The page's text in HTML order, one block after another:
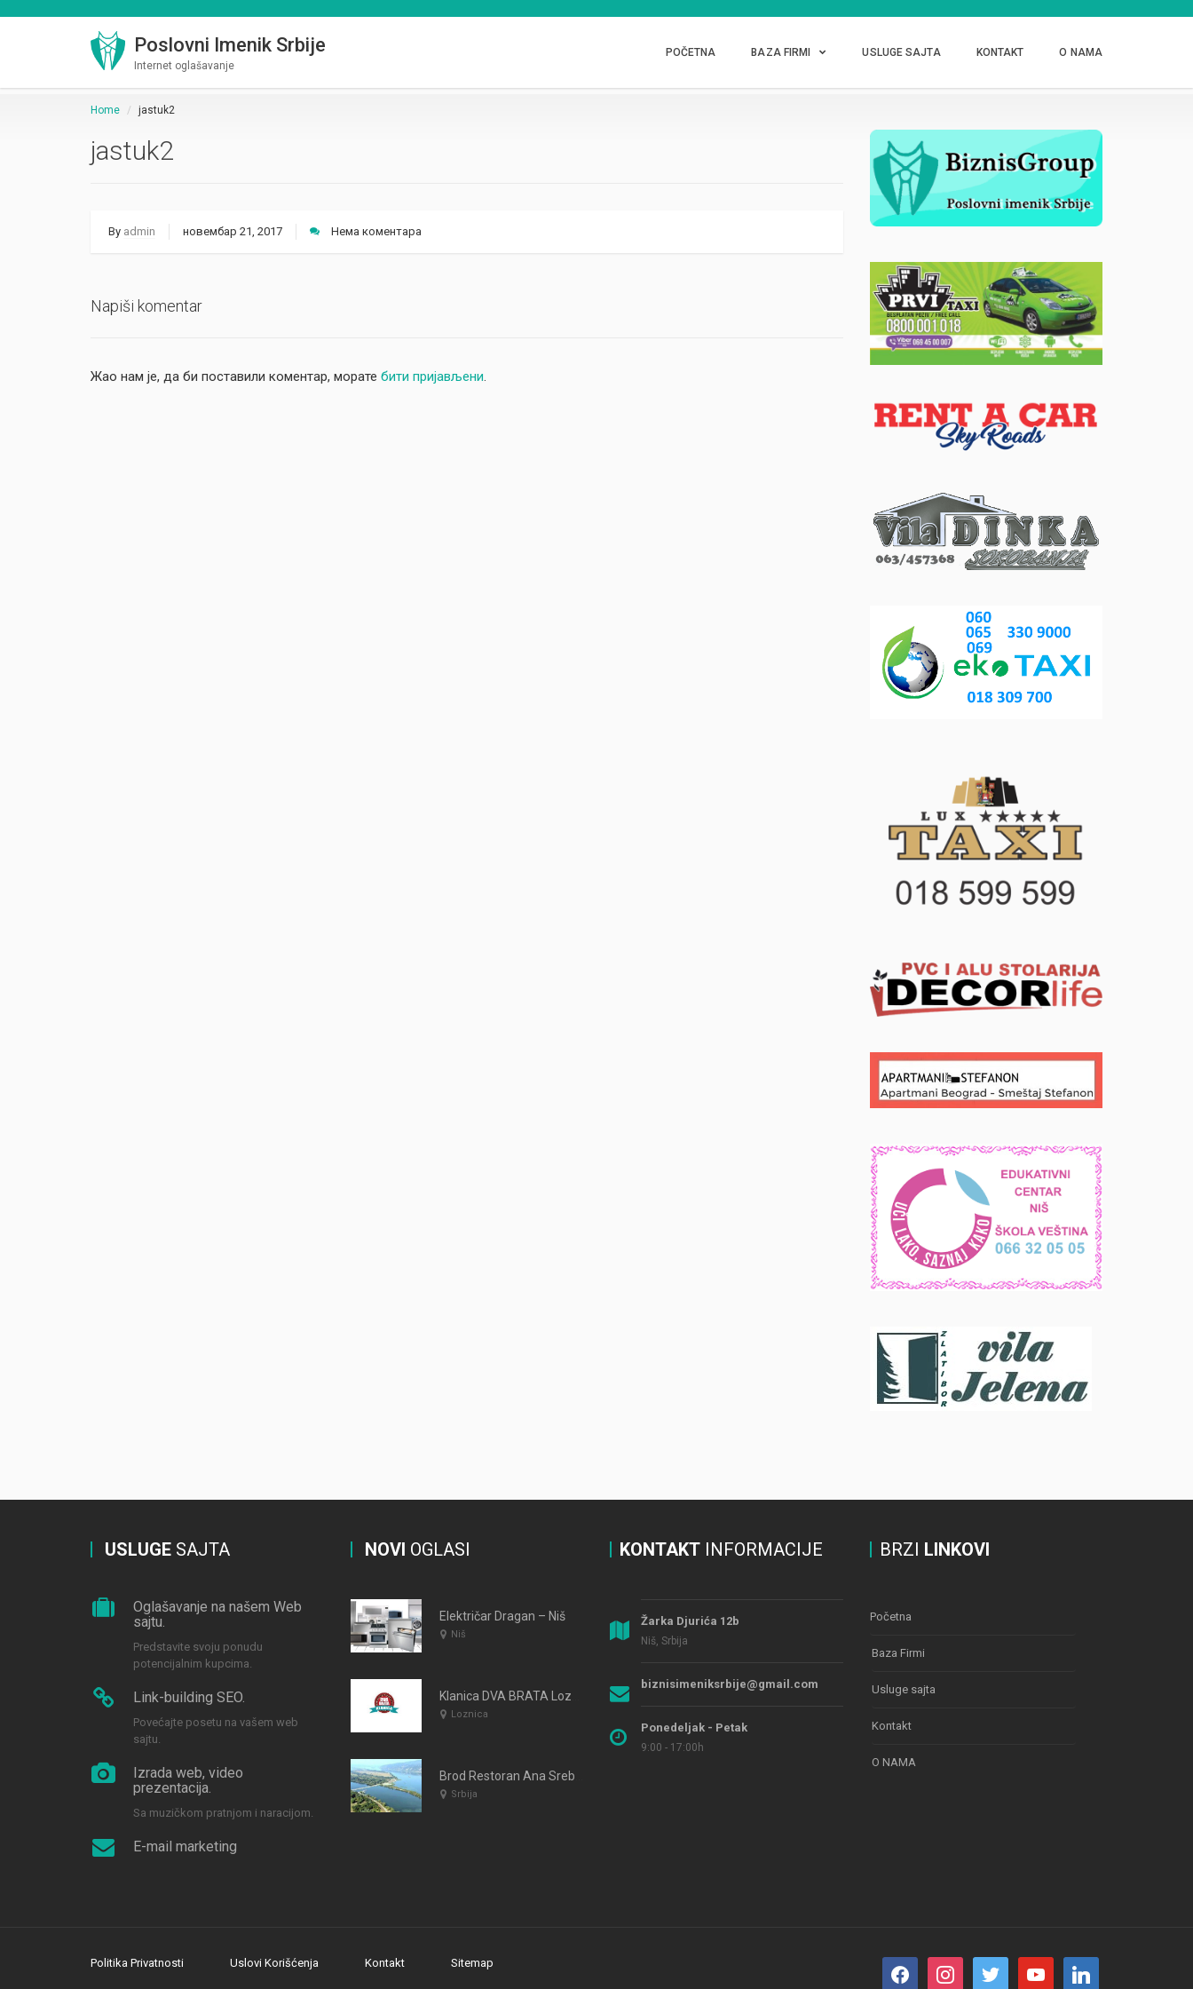
Poslovni Imenik Srbije
Internet oglašavanje
POČETNA BAZA FIRMI USLUGE SAJTA KONTAKT O NAMA
Home jastuk2
jastuk2
By admin новембар 21, 2017 Нема коментара
Napiši komentar
Жао нам је, да би поставили коментар, морате бити пријављени.
USLUGE SAJTA
Oglašavanje na našem Web
sajtu.
Predstavite svoju ponudu
potencijalnim kupcima.
Link-building SEO.
Povećajte posetu na vašem web
sajtu.
Izrada web, video
prezentacija.
Sa muzičkom pratnjom i naracijom.
E-mail marketing
NOVI OGLASI
Električar Dragan – Niš
Niš
Loznica
Srbija
KONTAKT INFORMACIJE
Žarka Djurića 12b
Niš, Srbija
biznisimeniksrbije@gmail.com
Ponedeljak - Petak
9:00 - 17:00h
BRZI LINKOVI
Početna
Baza Firmi
Usluge sajta
Kontakt
O NAMA
Politika Privatnosti Uslovi Korišćenja Kontakt Sitemap